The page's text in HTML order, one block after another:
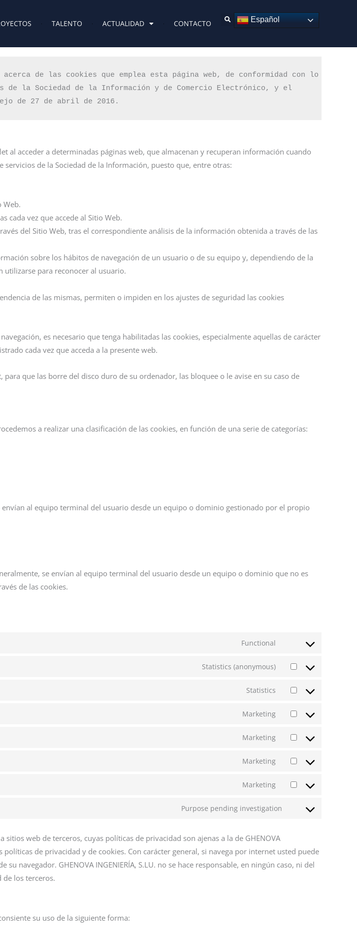
TALENTO ACTUALIDAD CONTACTO Español
de las cookies que emplea esta página web, de conformidad con lo
la Sociedad de la Información y de Comercio Electrónico, y el
de 27 de abril de 2016.
al acceder a determinadas páginas web, que almacenan y recuperan información cuando
de la Sociedad de la Información, puesto que, entre otras:
Web.
cada vez que accede al Sitio Web.
del Sitio Web, tras el correspondiente análisis de la información obtenida a través de las
sobre los hábitos de navegación de un usuario o de su equipo y, dependiendo de la
para reconocer al usuario.
de las mismas, permiten o impiden en los ajustes de seguridad las cookies
es necesario que tenga habilitadas las cookies, especialmente aquellas de carácter
cada vez que acceda a la presente web.
que las borre del disco duro de su ordenador, las bloquee o le avise en su caso de
a realizar una clasificación de las cookies, en función de una serie de categorías:
al equipo terminal del usuario desde un equipo o dominio gestionado por el propio
se envían al equipo terminal del usuario desde un equipo o dominio que no es
de las cookies.
Functional
to
service
Statistics (anonymous)
to
service
Statistics
to
service
Marketing
to
service
Marketing
to
service
Marketing
to
service
Marketing
to
service
Purpose pending investigation
to
service
sitios web de terceros, cuyas políticas de privacidad son ajenas a la de GHENOVA
políticas de privacidad y de cookies. Con carácter general, si navega por internet usted puede
navegador. GHENOVA INGENIERÍA, S.LU. no se hace responsable, en ningún caso, ni del
los terceros.
su uso de la siguiente forma: